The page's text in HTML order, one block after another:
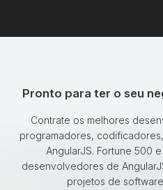
Pronto para ter o seu
Contrate os melhores
programadores,
AngularJS. Fortune 500
desenvolvedores de
projetos de